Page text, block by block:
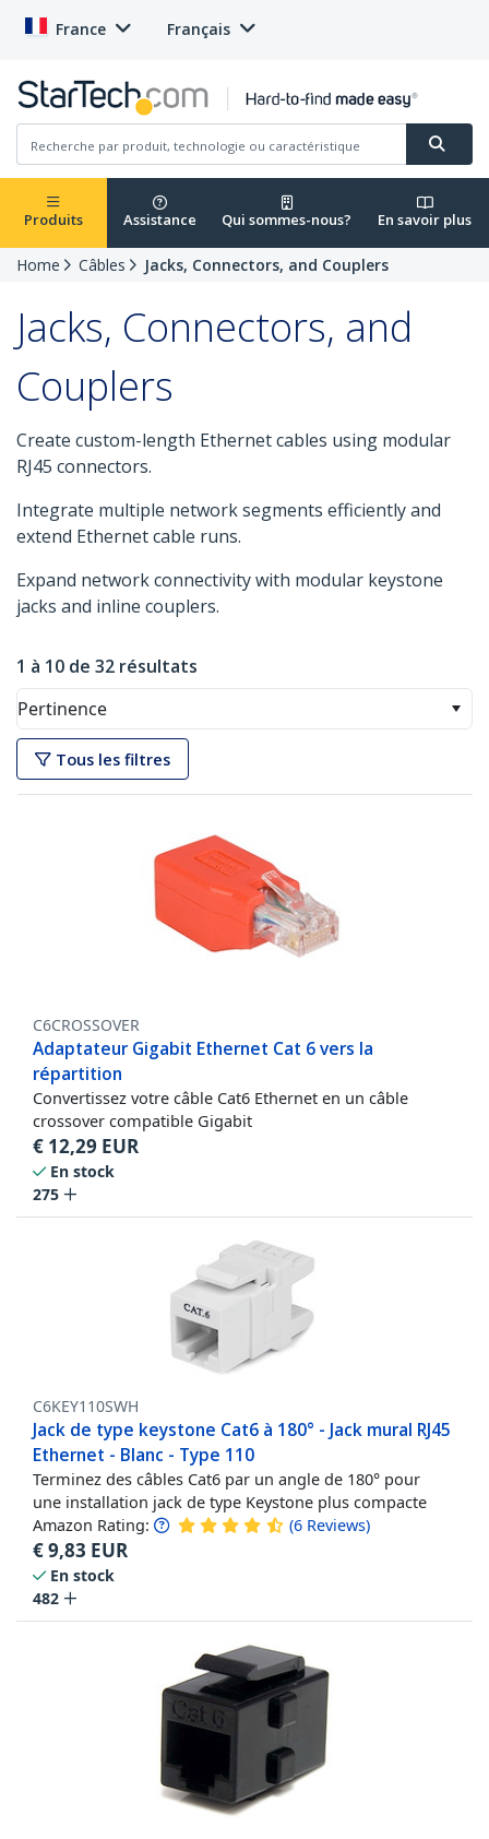
France Français
Produits Assistance Qui sommes-nous? En savoir plus
Home Câbles Jacks, Connectors, and Couplers
Jacks, Connectors, and
Couplers
Create custom-length Ethernet cables using modular
RJ45 connectors.
Integrate multiple network segments efficiently and
extend Ethernet cable runs.
Expand network connectivity with modular keystone
jacks and inline couplers.
1 à 10 de 32 résultats
Pertinence
Tous les filtres
C6CROSSOVER
Adaptateur Gigabit Ethernet Cat 6 vers la
répartition
Convertissez votre câble Cat6 Ethernet en un câble
crossover compatible Gigabit
€ 12,29 EUR
En stock
275
C6KEY110SWH
Jack de type keystone Cat6 à 180° - Jack mural RJ45
Ethernet - Blanc - Type 110
Terminez des câbles Cat6 par un angle de 180° pour
une installation jack de type Keystone plus compacte
Amazon Rating: (6 Reviews)
€9,83 EUR
En stock
482